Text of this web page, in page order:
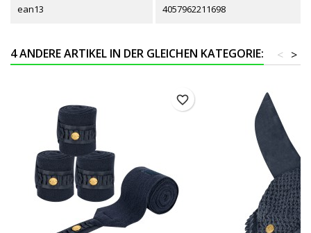
ean13 4057962211698
4 ANDERE ARTIKEL IN DER GLEICHEN KATEGORIE: >
<
favorite_border